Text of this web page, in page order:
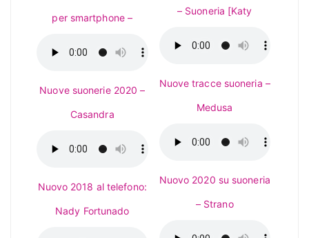
per smartphone –
Nuove suonerie 2020 –
Casandra
Nuovo 2018 al telefono:
Nady Fortunado
– Suoneria [Katy
Nuove tracce suoneria –
Medusa
Nuovo 2020 su suoneria
– Strano